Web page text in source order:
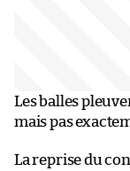
Les balles
mais pas
La reprise du